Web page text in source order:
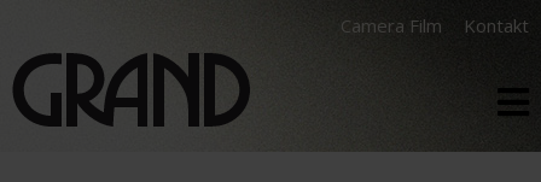
Camera Film Kontakt